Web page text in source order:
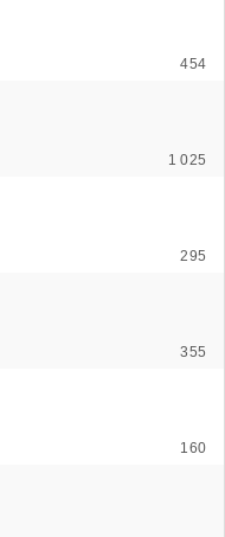
454
1 025
295
355
160